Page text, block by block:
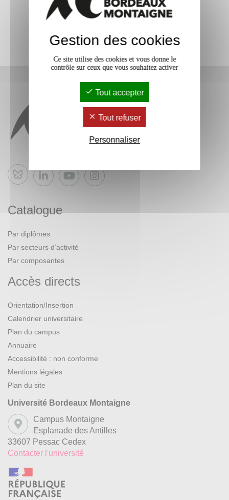
Bluesky
Catalogue
Par diplômes
Par secteurs d’activité
Par composantes
Accès directs
Orientation/Insertion
Calendrier universitaire
Plan du campus
Annuaire
Accessibilité : non conforme
Mentions légales
Plan du site
Université Bordeaux Montaigne
Campus Montaigne
Esplanade des Antilles
33607 Pessac Cedex
Contacter l'université
Gestion des cookies
Ce site utilise des cookies et vous donne le
contrôle sur ceux que vous souhaitez activer
Tout accepter
Tout refuser
Personnaliser